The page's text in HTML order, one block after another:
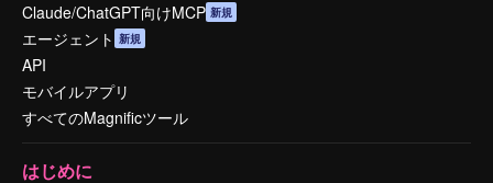
Claude/ChatGPT向けMCP 新規
エージェント 新規
API
モバイルアプリ
すべてのMagnificツール
はじめに